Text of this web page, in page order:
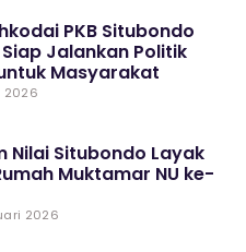
PKB Situbondo
Jalankan Politik
Masyarakat
2026
Nilai Situbondo Layak
Muktamar NU ke-
2026